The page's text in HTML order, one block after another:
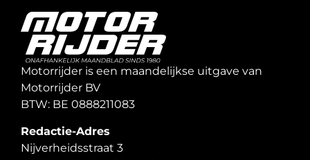
Motorrijder is een maandelijkse uitgave van
Motorrijder BV
BTW: BE 0888211083
Redactie-Adres
Nijverheidsstraat 3